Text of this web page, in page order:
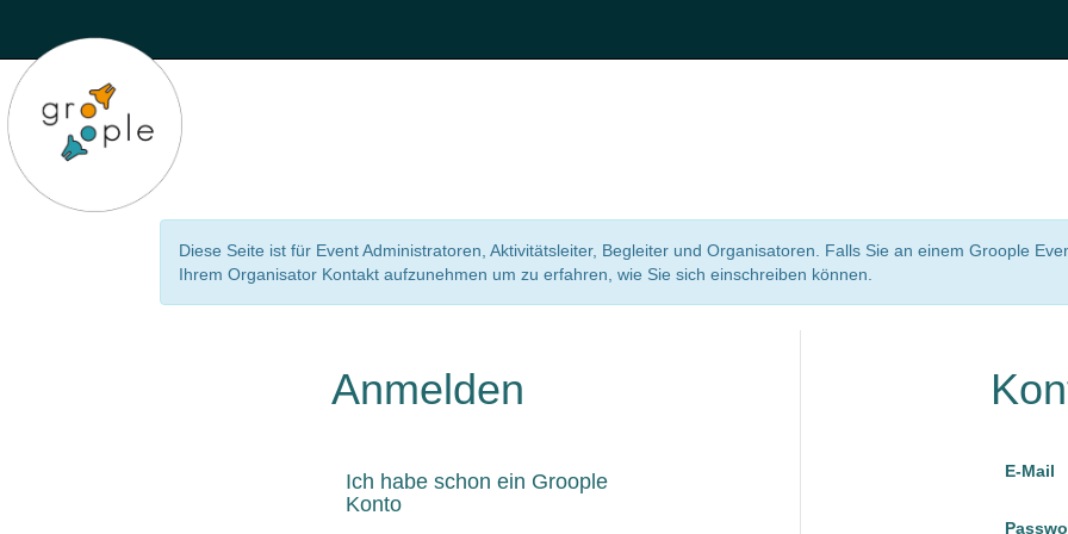
Diese Seite ist für Event Administratoren, Aktivitätsleiter, Begleiter und Organisatoren. Falls Sie an einem Groople
Ihrem Organisator Kontakt aufzunehmen um zu erfahren, wie Sie sich einschreiben können.
Anmelden
Ich habe schon ein Groople
Konto
E-Mail